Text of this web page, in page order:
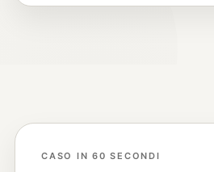
CASO IN 60 SECONDI